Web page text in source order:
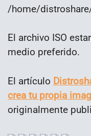
/home/
El archivo ISO
medio preferido.
El artículo
crea tu propia
originalmente